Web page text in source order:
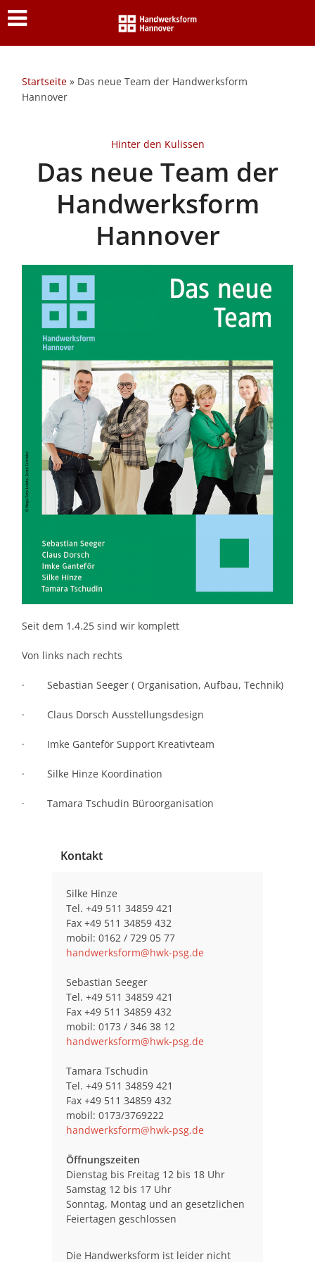
Startseite » Das neue Team der Handwerksform
Hannover
Hinter den Kulissen
Das neue Team der
Handwerksform
Hannover
Seit dem 1.4.25 sind wir komplett
Von links nach rechts
· Sebastian Seeger ( Organisation, Aufbau, Technik)
· Claus Dorsch Ausstellungsdesign
· Imke Ganteför Support Kreativteam
· Silke Hinze Koordination
· Tamara Tschudin Büroorganisation
Kontakt
Silke Hinze
Tel. +49 511 34859 421
Fax +49 511 34859 432
mobil: 0162 / 729 05 77
handwerksform@hwk-psg.de
Sebastian Seeger
Tel. +49 511 34859 421
Fax +49 511 34859 432
mobil: 0173 / 346 38 12
handwerksform@hwk-psg.de
Tamara Tschudin
Tel. +49 511 34859 421
Fax +49 511 34859 432
mobil: 0173/3769222
handwerksform@hwk-psg.de
Öffnungszeiten
Dienstag bis Freitag 12 bis 18 Uhr
Samstag 12 bis 17 Uhr
Sonntag, Montag und an gesetzlichen
Feiertagen geschlossen
Die Handwerksform ist leider nicht